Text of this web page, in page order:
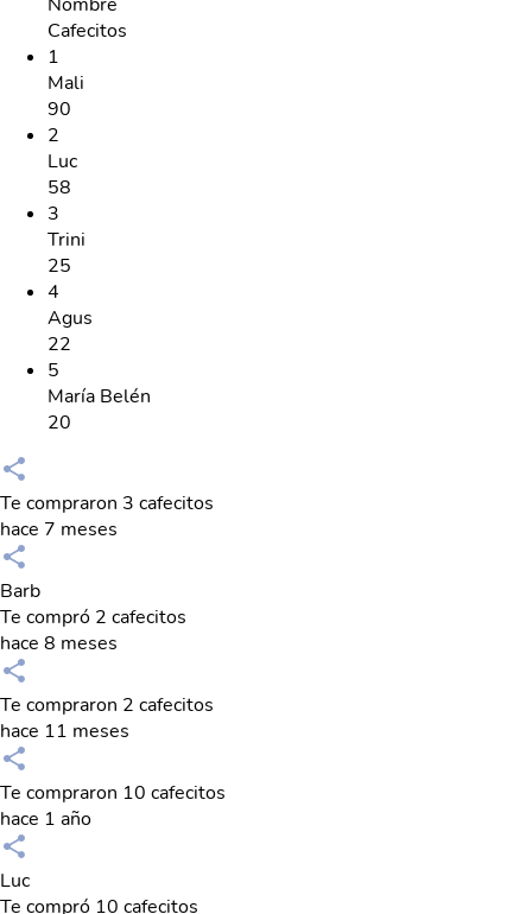
Cafecitos
1
Mali
90
2
Luc
58
3
Trini
25
4
Agus
22
5
María Belén
20
Te compraron 3 cafecitos
hace 7 meses
Barb
Te compró 2 cafecitos
hace 8 meses
Te compraron 2 cafecitos
hace 11 meses
Te compraron 10 cafecitos
hace 1 año
Luc
Te compró 10 cafecitos